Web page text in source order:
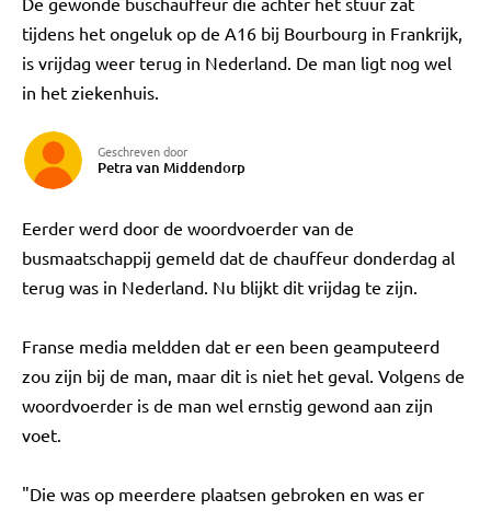
tijdens het ongeluk op de A16 bij Bourbourg in Frankrijk,
is vrijdag weer terug in Nederland. De man ligt nog wel
in het ziekenhuis.
Geschreven door
Petra van Middendorp
Eerder werd door de woordvoerder van de
busmaatschappij gemeld dat de chauffeur donderdag al
terug was in Nederland. Nu blijkt dit vrijdag te zijn.
Franse media meldden dat er een been geamputeerd
zou zijn bij de man, maar dit is niet het geval. Volgens de
woordvoerder is de man wel ernstig gewond aan zijn
voet.
"Die was op meerdere plaatsen gebroken en was er